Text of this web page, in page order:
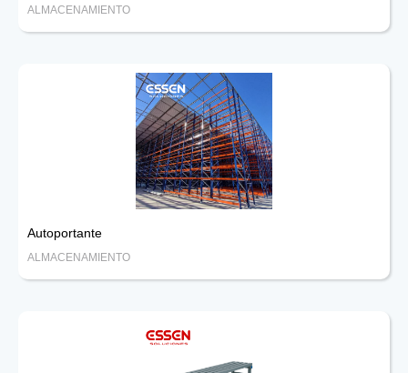
ALMACENAMIENTO
Autoportante
ALMACENAMIENTO